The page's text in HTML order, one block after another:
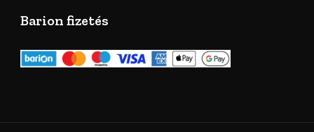
Barion fizetés